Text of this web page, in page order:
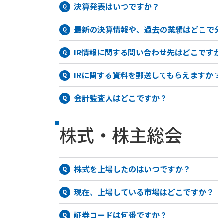
決算発表はいつですか？
最新の決算情報や、過去の業績はどこで
IR情報に関する問い合わせ先はどこです
IRに関する資料を郵送してもらえますか
会計監査人はどこですか？
株式・株主総会
株式を上場したのはいつですか？
現在、上場している市場はどこですか？
証券コードは何番ですか？